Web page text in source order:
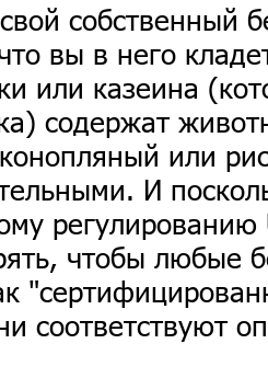
собственный
вы в него
или казеина
содержат
или
И
чтобы любые
соответствуют